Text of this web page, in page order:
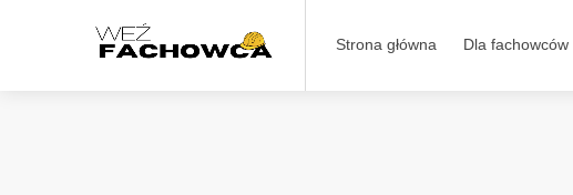
Strona główna Dla fachowców